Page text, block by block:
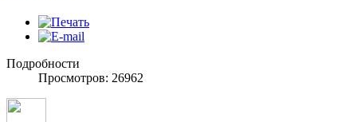
Подробности
Просмотров: 26962